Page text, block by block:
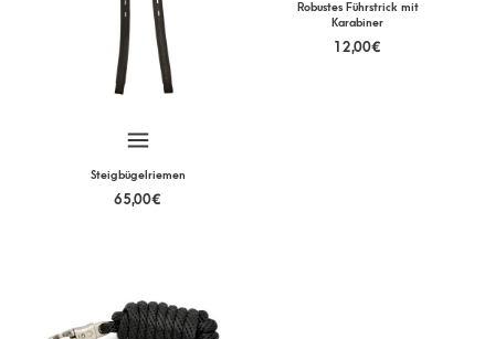
Steigbügelriemen
65,00€
Robustes Führstrick mit
Karabiner
12,00€